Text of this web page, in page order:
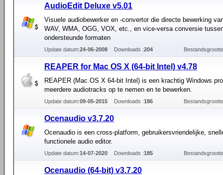
AudioEdit Deluxe v5.01
Visuele audiobewerker en -convertor die directe bewerking
WAV, WMA, OGG, VOX, etc., en vice-versa conversie
ondersteunde formaten
Update datum:24-06-2008 Downloads :204
REAPER for Mac OS X (64-bit Intel) v4.78
REAPER (Mac OS X 64-bit Intel) is een krachtig Windows
meerdere audiotracks op te nemen en te bewerken.
Update datum:09-05-2015 Downloads :186
Ocenaudio v3.7.20
Ocenaudio is een cross-platform, gebruikersvriendelijke,
functionele audio editor.
Update datum:14-07-2020 Downloads :185
Ocenaudio (64-bit) v3.7.20